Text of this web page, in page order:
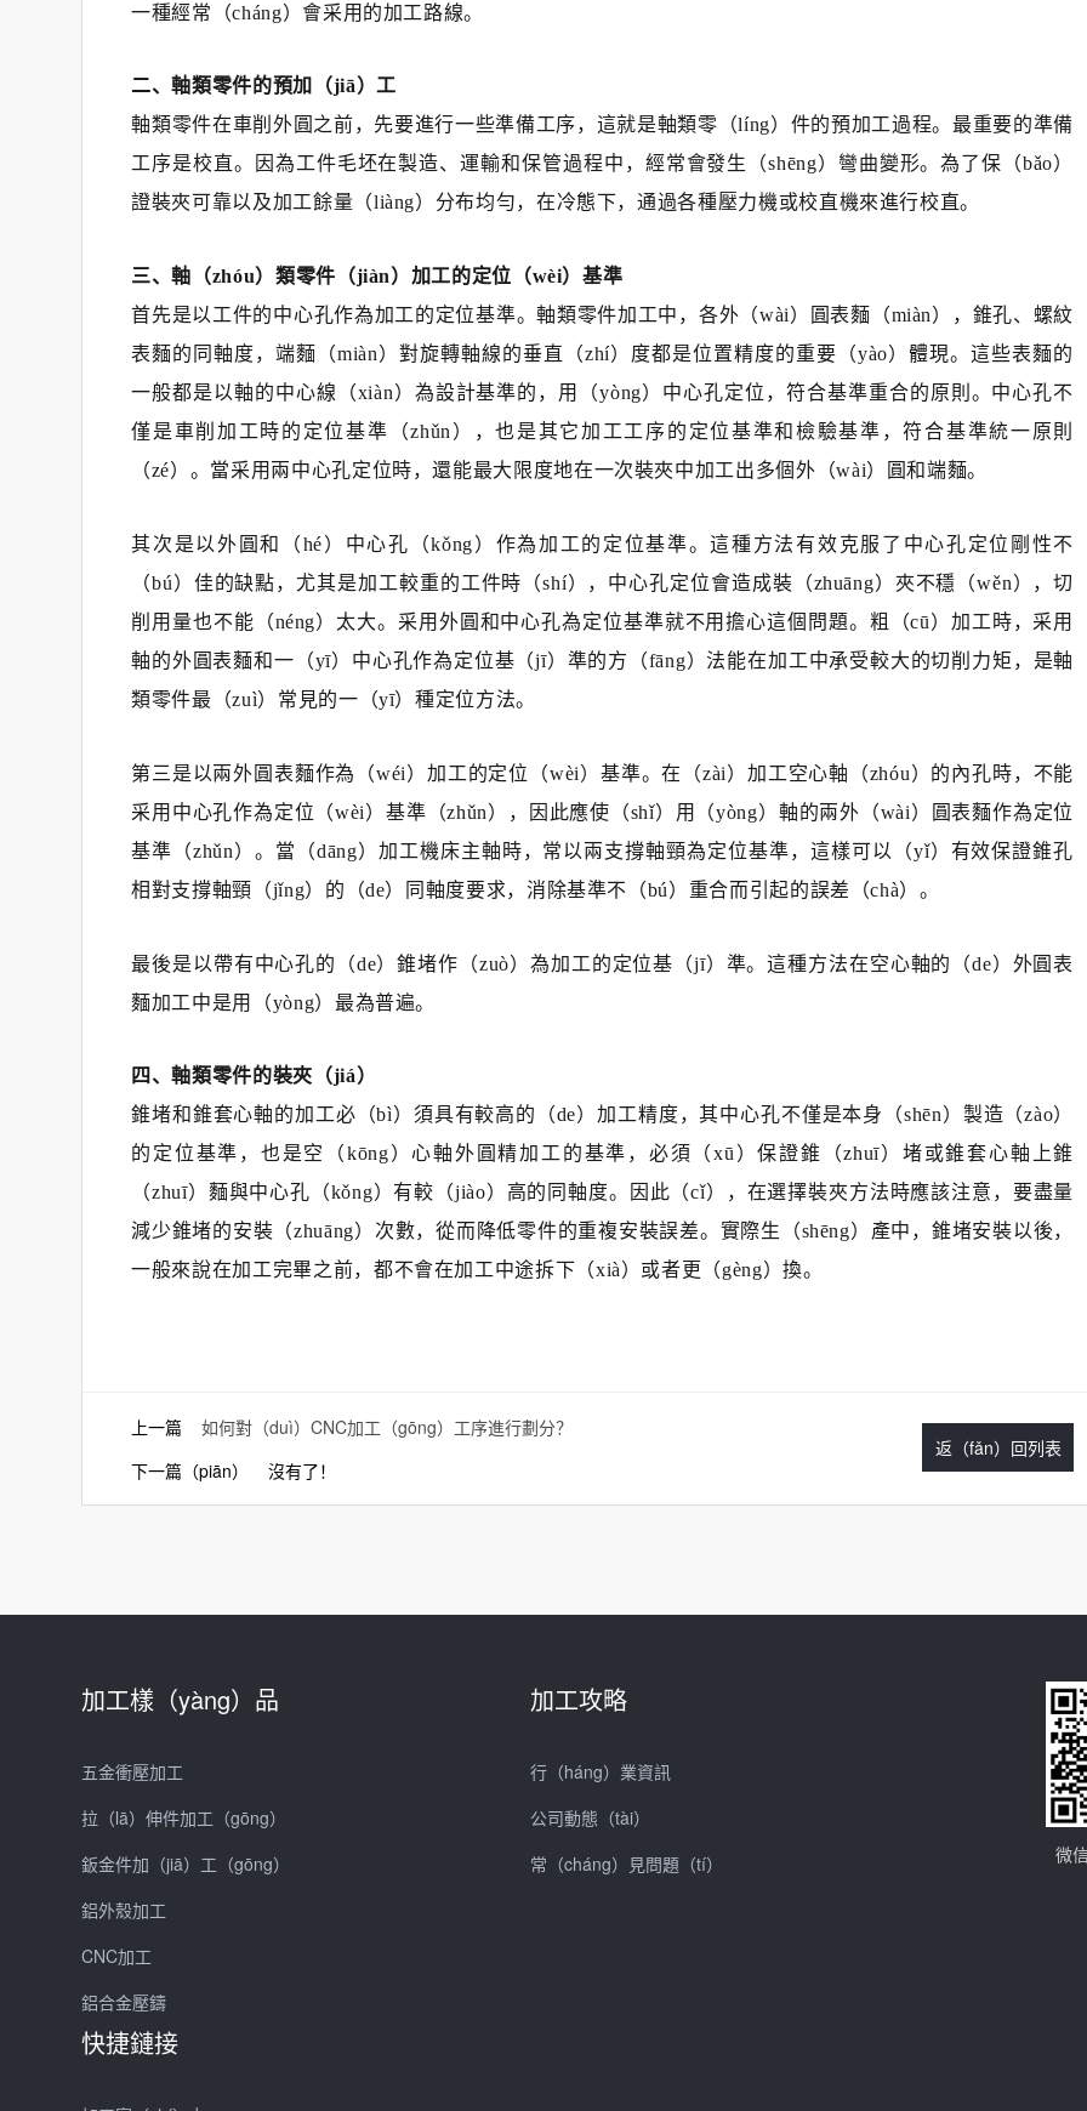
一種經常（cháng）會采用的加工路線。
二、軸類零件的預加（jiā）工
軸類零件在車削外圓之前，先要進行一些準備工序，這就是軸類零（líng）件的預加工過程。最重要的準備
工序是校直。因為工件毛坯在製造、運輸和保管過程中，經常會發生（shēng）彎曲變形。為了保（bǎo）
證裝夾可靠以及加工餘量（liàng）分布均勻，在冷態下，通過各種壓力機或校直機來進行校直。
三、軸（zhóu）類零件（jiàn）加工的定位（wèi）基準
首先是以工件的中心孔作為加工的定位基準。軸類零件加工中，各外（wài）圓表麵（miàn），錐孔、螺紋
表麵的同軸度，端麵（miàn）對旋轉軸線的垂直（zhí）度都是位置精度的重要（yào）體現。這些表麵的
一般都是以軸的中心線（xiàn）為設計基準的，用（yòng）中心孔定位，符合基準重合的原則。中心孔不
僅是車削加工時的定位基準（zhǔn），也是其它加工工序的定位基準和檢驗基準，符合基準統一原則
（zé）。當采用兩中心孔定位時，還能最大限度地在一次裝夾中加工出多個外（wài）圓和端麵。
其次是以外圓和（hé）中心孔（kǒng）作為加工的定位基準。這種方法有效克服了中心孔定位剛性不
（bú）佳的缺點，尤其是加工較重的工件時（shí），中心孔定位會造成裝（zhuāng）夾不穩（wěn），切
削用量也不能（néng）太大。采用外圓和中心孔為定位基準就不用擔心這個問題。粗（cū）加工時，采用
軸的外圓表麵和一（yī）中心孔作為定位基（jī）準的方（fāng）法能在加工中承受較大的切削力矩，是軸
類零件最（zuì）常見的一（yī）種定位方法。
第三是以兩外圓表麵作為（wéi）加工的定位（wèi）基準。在（zài）加工空心軸（zhóu）的內孔時，不能
采用中心孔作為定位（wèi）基準（zhǔn），因此應使（shǐ）用（yòng）軸的兩外（wài）圓表麵作為定位
基準（zhǔn）。當（dāng）加工機床主軸時，常以兩支撐軸頸為定位基準，這樣可以（yǐ）有效保證錐孔
相對支撐軸頸（jǐng）的（de）同軸度要求，消除基準不（bú）重合而引起的誤差（chà）。
最後是以帶有中心孔的（de）錐堵作（zuò）為加工的定位基（jī）準。這種方法在空心軸的（de）外圓表
麵加工中是用（yòng）最為普遍。
四、軸類零件的裝夾（jiá）
錐堵和錐套心軸的加工必（bì）須具有較高的（de）加工精度，其中心孔不僅是本身（shēn）製造（zào）
的定位基準，也是空（kōng）心軸外圓精加工的基準，必須（xū）保證錐（zhuī）堵或錐套心軸上錐
（zhuī）麵與中心孔（kǒng）有較（jiào）高的同軸度。因此（cǐ），在選擇裝夾方法時應該注意，要盡量
減少錐堵的安裝（zhuāng）次數，從而降低零件的重複安裝誤差。實際生（shēng）產中，錐堵安裝以後，
一般來說在加工完畢之前，都不會在加工中途拆下（xià）或者更（gèng）換。
返（fǎn）回列表
上一篇如何對（duì）CNC加工（gōng）工序進行劃分？
下一篇（piān） 沒有了！
加工樣（yàng）品
五金衝壓加工
拉（lā）伸件加工（gōng）
鈑金件加（jiā）工（gōng）
鋁外殼加工
CNC加工
鋁合金壓鑄
加工攻略
行（háng）業資訊
公司動態（tài）
常（cháng）見問題（tí）
快捷鏈接
微